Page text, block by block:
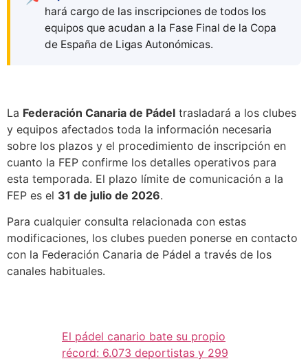
hará cargo de las inscripciones de todos los
equipos que acudan a la Fase Final de la Copa
de España de Ligas Autonómicas.
La Federación Canaria de Pádel trasladará a los clubes
y equipos afectados toda la información necesaria
sobre los plazos y el procedimiento de inscripción en
cuanto la FEP confirme los detalles operativos para
esta temporada. El plazo límite de comunicación a la
FEP es el 31 de julio de 2026.
Para cualquier consulta relacionada con estas
modificaciones, los clubes pueden ponerse en contacto
con la Federación Canaria de Pádel a través de los
canales habituales.
El pádel canario bate su propio
récord: 6.073 deportistas y 299